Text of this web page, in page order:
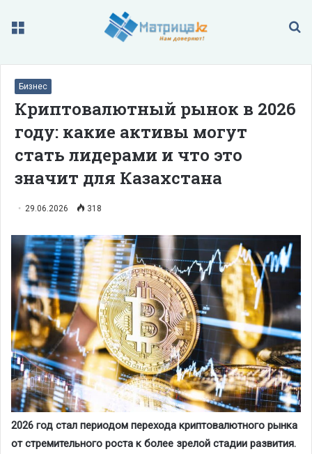
Меню
Бизнес
Криптовалютный рынок в 2026
году: какие активы могут
стать лидерами и что это
значит для Казахстана
29.06.2026 318
2026 год стал периодом перехода криптовалютного рынка
от стремительного роста к более зрелой стадии развития.